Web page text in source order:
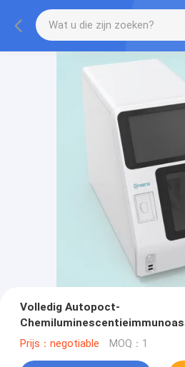
Volledig Autopoct-
Prijs：negotiable MOQ：1